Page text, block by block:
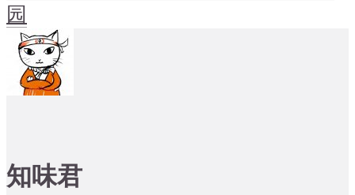
园
知味君